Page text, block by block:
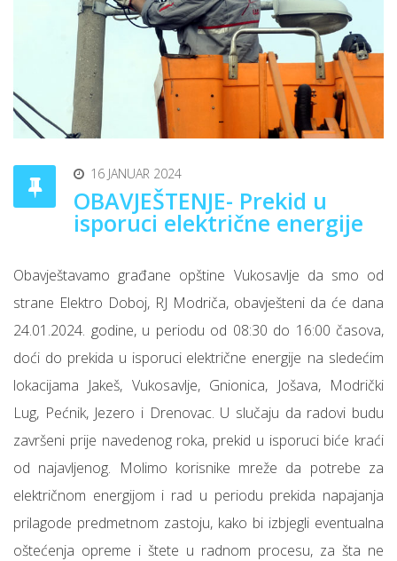
16 JANUAR 2024
OBAVJEŠTENJE- Prekid u
isporuci električne energije
Obavještavamo građane opštine Vukosavlje da smo od
strane Elektro Doboj, RJ Modriča, obavješteni da će dana
24.01.2024. godine, u periodu od 08:30 do 16:00 časova,
doći do prekida u isporuci električne energije na sledećim
lokacijama Jakeš, Vukosavlje, Gnionica, Jošava, Modrički
Lug, Pećnik, Jezero i Drenovac. U slučaju da radovi budu
završeni prije navedenog roka, prekid u isporuci biće kraći
od najavljenog. Molimo korisnike mreže da potrebe za
električnom energijom i rad u periodu prekida napajanja
prilagode predmetnom zastoju, kako bi izbjegli eventualna
oštećenja opreme i štete u radnom procesu, za šta ne